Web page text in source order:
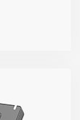
解...
话本
线路